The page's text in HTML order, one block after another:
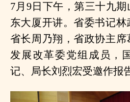
7月9日下午，第三十九
东大厦开讲。省委书记林
省长周乃翔，省政协主
发展改革委党组成员，
记、局长刘烈宏受邀作报